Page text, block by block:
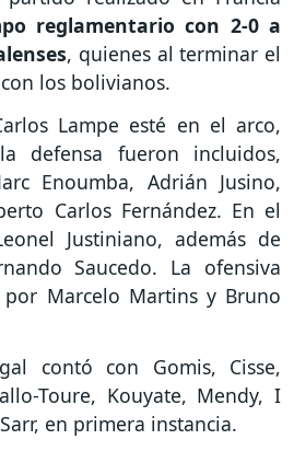
reglamentario con 2-0 a
, quienes al terminar el
los bolivianos.
Lampe esté en el arco,
defensa fueron incluidos,
Enoumba, Adrián Jusino,
Carlos Fernández. En el
Justiniano, además de
Saucedo. La ofensiva
Marcelo Martins y Bruno
contó con Gomis, Cisse,
Toure, Kouyate, Mendy, I
en primera instancia.